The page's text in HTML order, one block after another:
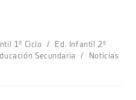
1º Ciclo /
Ed. Infantil 2º
Secundaria /
Noticias